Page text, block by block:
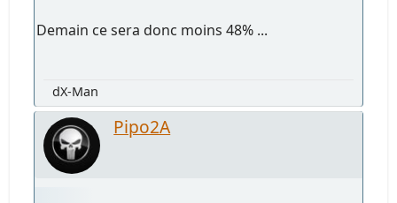
Demain ce sera donc moins 48% ...
dX-Man
Pipo2A